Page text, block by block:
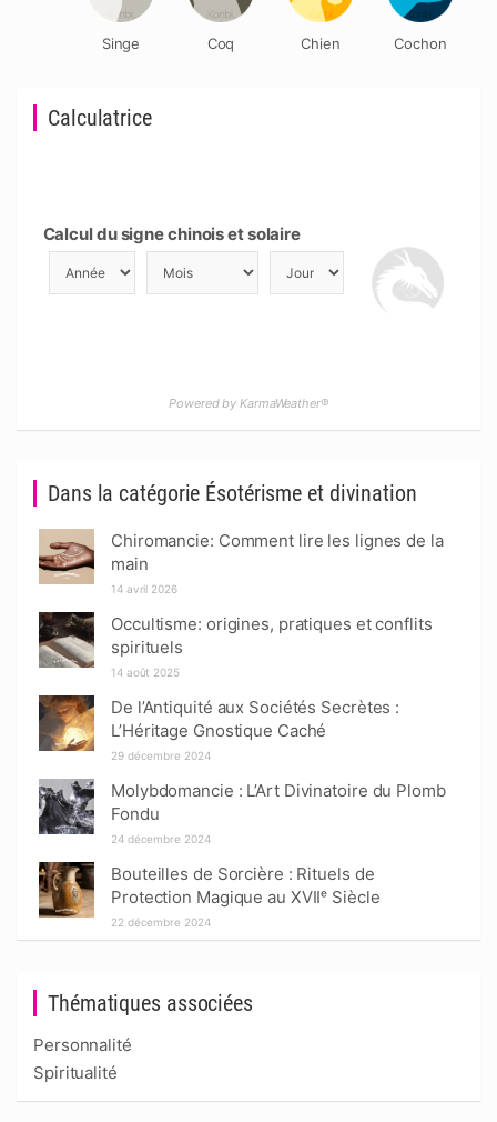
Thématiques associées
Personnalité
Spiritualité
Dans la catégorie Ésotérisme et divination
Chiromancie: Comment lire les lignes de la
main
14 avril 2026
Occultisme: origines, pratiques et conflits
spirituels
14 août 2025
De l’Antiquité aux Sociétés Secrètes :
L’Héritage Gnostique Caché
29 décembre 2024
Molybdomancie : L’Art Divinatoire du Plomb
Fondu
24 décembre 2024
Bouteilles de Sorcière : Rituels de
Protection Magique au XVIIᵉ Siècle
22 décembre 2024
Calculatrice
Calcul du signe chinois et solaire
Powered by KarmaWeather®
Singe Coq Chien Cochon